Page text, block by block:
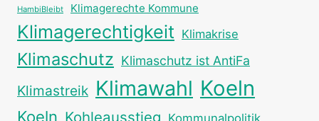
HambiBleibt Klimagerechte Kommune
Klimagerechtigkeit Klimakrise
Klimaschutz Klimaschutz ist AntiFa
Klimastreik Klimawahl Koeln
Koeln Kohleausstieg Kommunalpolitik